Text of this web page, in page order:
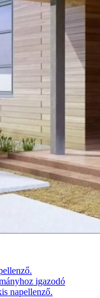
igazodó
napellenző.